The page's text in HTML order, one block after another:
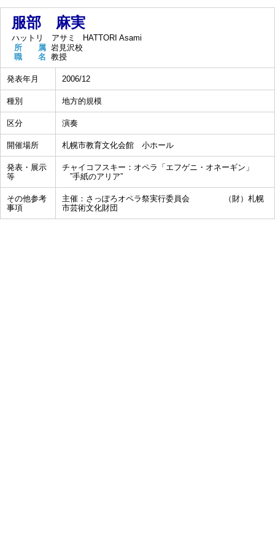
服部 麻実
ハットリ アサミ
HATTORI Asami
所 属 岩見沢校
職 名 教授
発表年月 2006/12
種別 地方的規模
区分 演奏
開催場所 札幌市教育文化会館 小ホール
発表・展示
等
チャイコフスキー：オペラ「エフゲニ・オネーギン」
”手紙のアリア”
その他参考
事項
主催：さっぽろオペラ祭実行委員会 （財）札幌
市芸術文化財団